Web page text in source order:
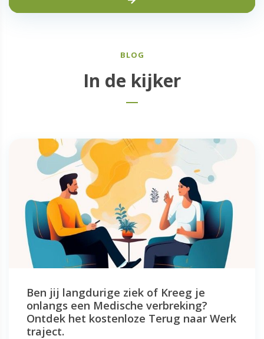
BLOG
In de kijker
Ben jij langdurige ziek of Kreeg je
onlangs een Medische verbreking?
Ontdek het kostenloze Terug naar Werk
traject.